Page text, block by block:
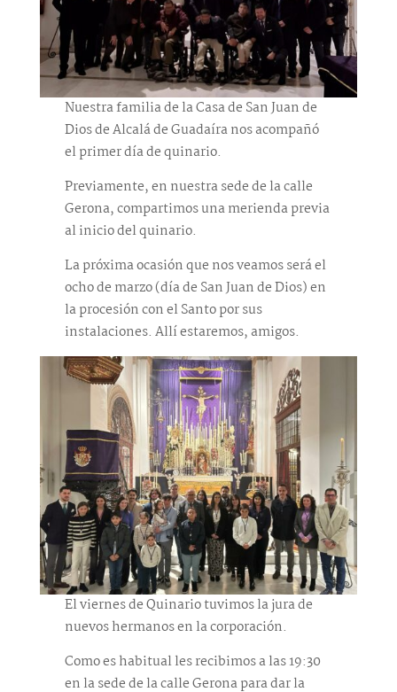
Nuestra familia de la Casa de San Juan de
Dios de Alcalá de Guadaíra nos acompañó
el primer día de quinario.
Previamente, en nuestra sede de la calle
Gerona, compartimos una merienda previa
al inicio del quinario.
La próxima ocasión que nos veamos será el
ocho de marzo (día de San Juan de Dios) en
la procesión con el Santo por sus
instalaciones. Allí estaremos, amigos.
El viernes de Quinario tuvimos la jura de
nuevos hermanos en la corporación.
Como es habitual les recibimos a las 19:30
en la sede de la calle Gerona para dar la